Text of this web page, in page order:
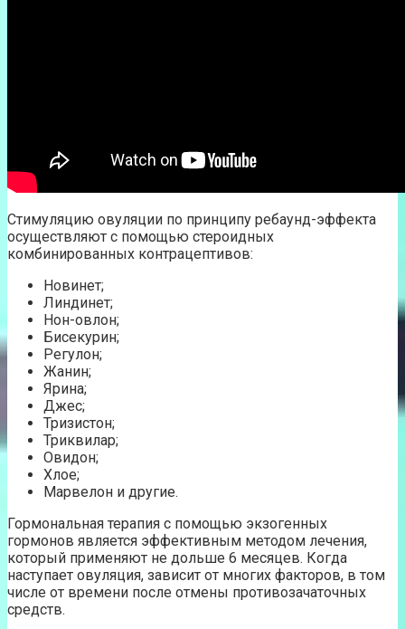
Стимуляцию овуляции по принципу ребаунд-эффекта
осуществляют с помощью стероидных
комбинированных контрацептивов:
Новинет;
Линдинет;
Нон-овлон;
Бисекурин;
Регулон;
Жанин;
Ярина;
Джес;
Тризистон;
Триквилар;
Овидон;
Хлое;
Марвелон и другие.
Гормональная терапия с помощью экзогенных
гормонов является эффективным методом лечения,
который применяют не дольше 6 месяцев. Когда
наступает овуляция, зависит от многих факторов, в том
числе от времени после отмены противозачаточных
средств.